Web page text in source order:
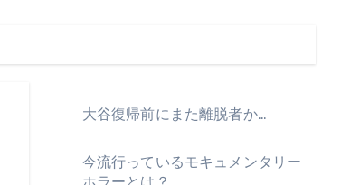
大谷復帰前にまた離脱者か…
今流行っているモキュメンタリー